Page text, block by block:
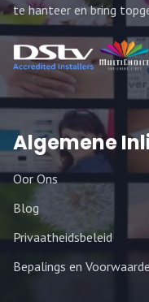
te hanteer en bring
Algemene
Oor Ons
Blog
Privaatheidsbeleid
Bepalings en